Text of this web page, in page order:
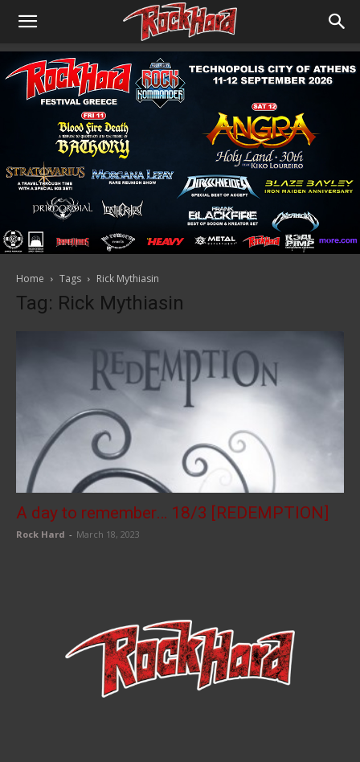
Home Tags Rick Mythiasin
Tag: Rick Mythiasin
A day to remember… 18/3 [REDEMPTION]
Rock Hard - March 18, 2023